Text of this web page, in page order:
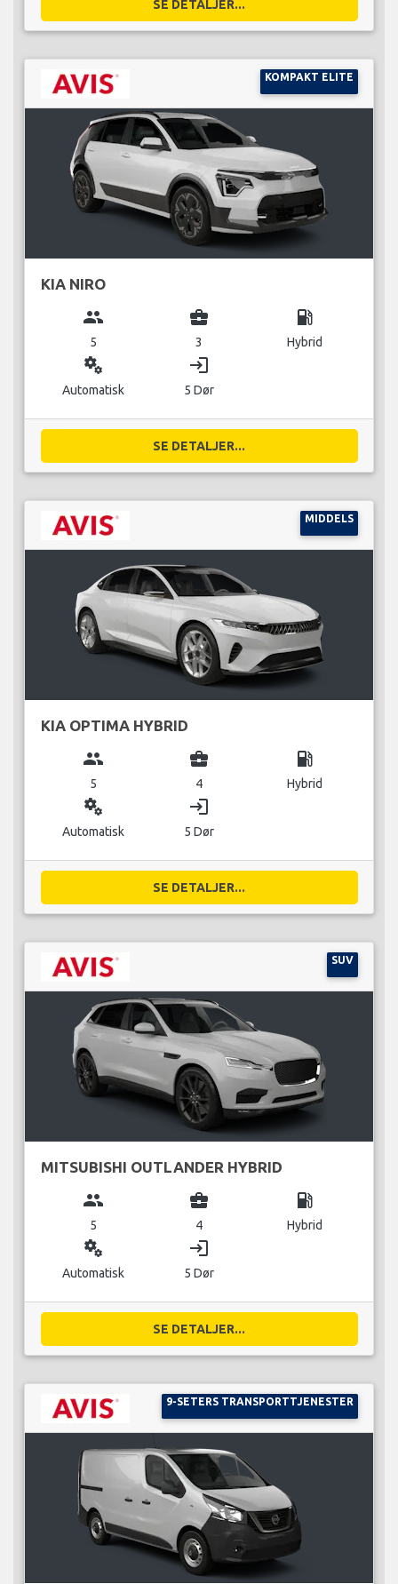
SE DETALJER...
KOMPAKT ELITE
KIA NIRO
group
5
business_center
3
local_gas_station
Hybrid
miscellaneous_services
Automatisk
login
5 Dør
SE DETALJER...
MIDDELS
KIA OPTIMA HYBRID
group
5
business_center
4
local_gas_station
Hybrid
miscellaneous_services
Automatisk
login
5 Dør
SE DETALJER...
SUV
MITSUBISHI OUTLANDER HYBRID
group
5
business_center
4
local_gas_station
Hybrid
miscellaneous_services
Automatisk
login
5 Dør
SE DETALJER...
9-SETERS TRANSPORTTJENESTER